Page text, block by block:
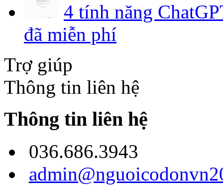
4 tính năng
đã miễn phí
Trợ giúp
Thông tin liên hệ
Thông tin liên hệ
036.686.3943